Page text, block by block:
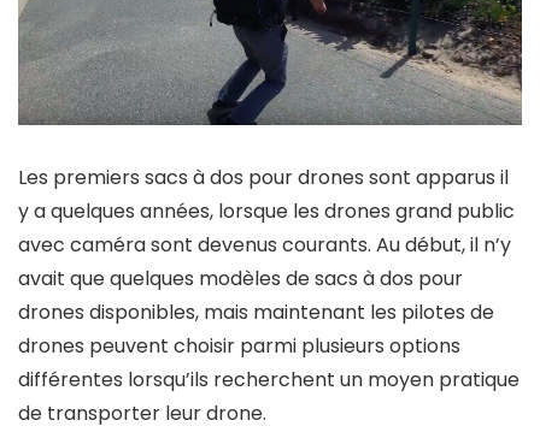
Les premiers sacs à dos pour drones sont apparus il
y a quelques années, lorsque les drones grand public
avec caméra sont devenus courants. Au début, il n’y
avait que quelques modèles de sacs à dos pour
drones disponibles, mais maintenant les pilotes de
drones peuvent choisir parmi plusieurs options
différentes lorsqu’ils recherchent un moyen pratique
de transporter leur drone.